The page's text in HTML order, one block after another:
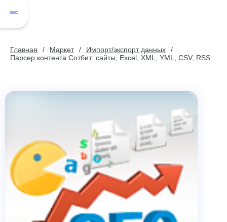
Главная Маркет
Импорт/экспорт данных
Парсер контента Сотбит: сайты, Excel, XML, YML, CSV, RSS